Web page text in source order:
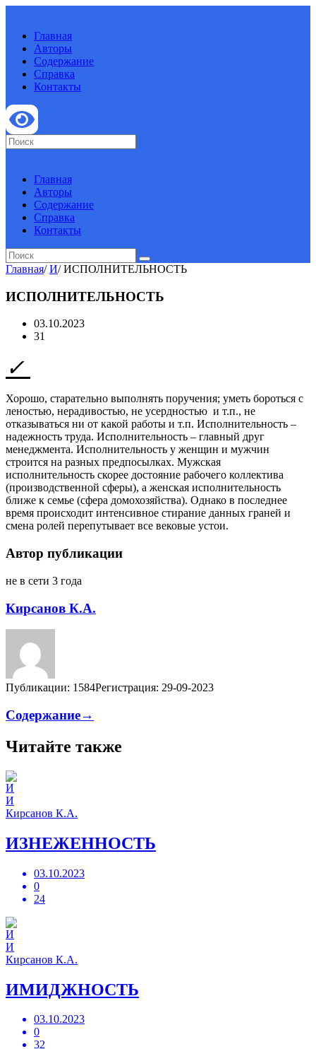
Главная
Авторы
Содержание
Справка
Контакты
Главная
Авторы
Содержание
Справка
Контакты
Главная/ И/ ИСПОЛНИТЕЛЬНОСТЬ
ИСПОЛНИТЕЛЬНОСТЬ
03.10.2023
31
Хорошо, старательно выполнять поручения; уметь бороться с
леностью, нерадивостью, не усердностью и т.п., не
отказываться ни от какой работы и т.п. Исполнительность –
надежность труда. Исполнительность – главный друг
менеджмента. Исполнительность у женщин и мужчин
строится на разных предпосылках. Мужская
исполнительность скорее достояние рабочего коллектива
(производственной сферы), а женская исполнительность
ближе к семье (сфера домохозяйства). Однако в последнее
время происходит интенсивное стирание данных граней и
смена ролей перепутывает все вековые устои.
Автор публикации
не в сети 3 года
Кирсанов К.А.
Публикации: 1584Регистрация: 29-09-2023
Содержание→
Читайте также
И
Кирсанов К.А.
ИЗНЕЖЕННОСТЬ
03.10.2023
0
24
И
Кирсанов К.А.
ИМИДЖНОСТЬ
03.10.2023
0
32